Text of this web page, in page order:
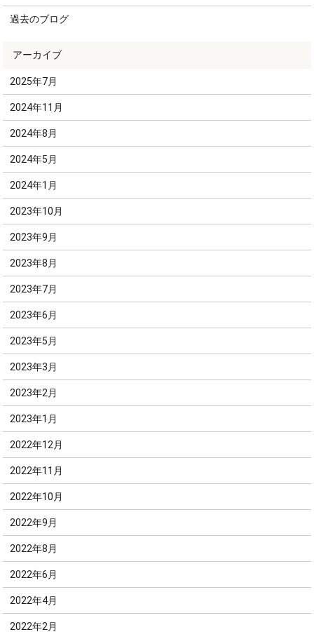
過去のブログ
2025年7月
2024年11月
2024年8月
2024年5月
2024年1月
2023年10月
2023年9月
2023年8月
2023年7月
2023年6月
2023年5月
2023年3月
2023年2月
2023年1月
2022年12月
2022年11月
2022年10月
2022年9月
2022年8月
2022年6月
2022年4月
2022年2月